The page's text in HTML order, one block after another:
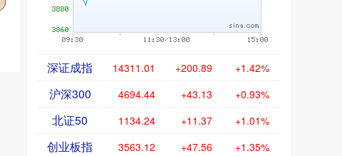
深证成指 14311.01 +200.89 +1.42%
沪深300 4694.44 +43.13 +0.93%
北证50 1134.24 +11.37 +1.01%
创业板指 3563.12 +47.56 +1.35%